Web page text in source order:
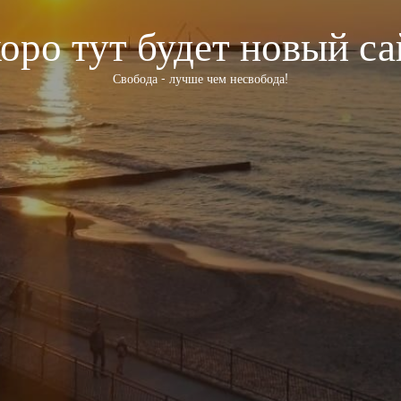
тут будет новый
Свобода - лучше чем несвобода!